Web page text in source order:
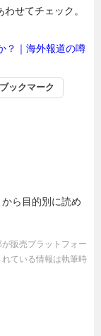
せてチェック。
？｜海外報道の噂
ックマーク
から目的別に読め
販売プラットフォー
ている情報は執筆時